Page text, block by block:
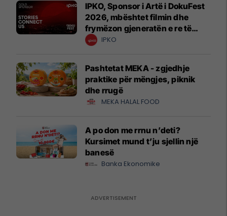
IPKO, Sponsor i Artë i DokuFest
2026, mbështet filmin dhe
frymëzon gjeneratën e re të
krijuesve
IPKO
Pashtetat MEKA - zgjedhje
praktike për mëngjes, piknik
dhe rrugë
MEKA HALAL FOOD
A po don me rrnu n’deti?
Kursimet mund t’ju sjellin një
banesë
Banka Ekonomike